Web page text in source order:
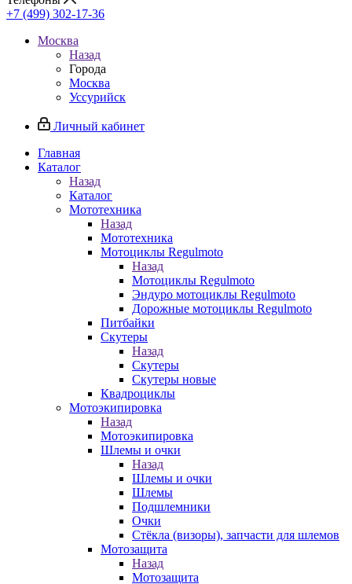
+7 (499) 302-17-36
Москва
Назад
Города
Москва
Уссурийск
Личный кабинет
Главная
Каталог
Назад
Каталог
Мототехника
Назад
Мототехника
Мотоциклы Regulmoto
Назад
Мотоциклы Regulmoto
Эндуро мотоциклы Regulmoto
Дорожные мотоциклы Regulmoto
Питбайки
Скутеры
Назад
Скутеры
Скутеры новые
Квадроциклы
Мотоэкипировка
Назад
Мотоэкипировка
Шлемы и очки
Назад
Шлемы и очки
Шлемы
Подшлемники
Очки
Стёкла (визоры), запчасти для шлемов
Мотозащита
Назад
Мотозащита